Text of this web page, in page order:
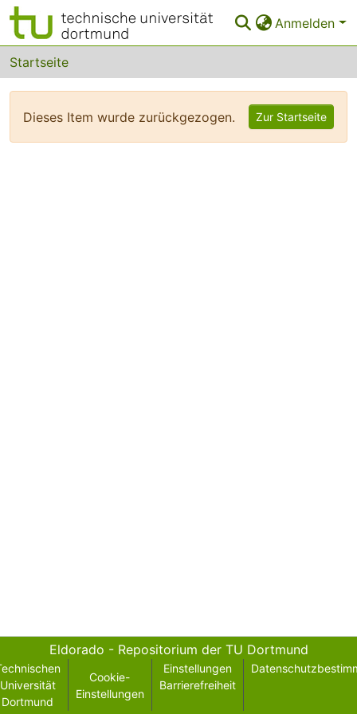
Anmelden
Bereiche & Sammlungen
Das gesamte Repositorium
FAQ
Startseite
Dieses Item wurde zurückgezogen. Zur Startseite
Eldorado - Repositorium der TU Dortmund
Universität
Dortmund
Cookie-
Einstellungen
Einstellungen
Barrierefreiheit